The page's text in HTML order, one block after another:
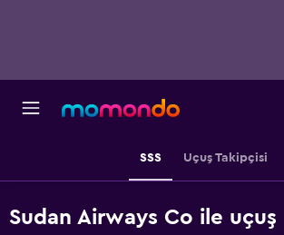
SSS Uçuş Takipçisi
Sudan Airways Co ile uçuş